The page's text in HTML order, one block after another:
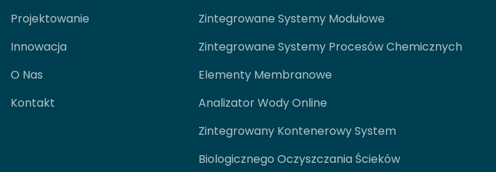
Projektowanie
Innowacja
O Nas
Kontakt
Zintegrowane Systemy Modułowe
Zintegrowane Systemy Procesów Chemicznych
Elementy Membranowe
Analizator Wody Online
Zintegrowany Kontenerowy System
Biologicznego Oczyszczania Ścieków